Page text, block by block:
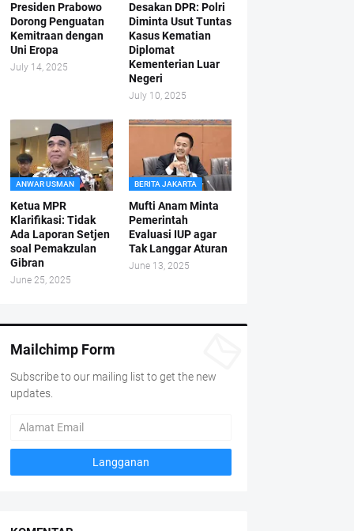
Presiden Prabowo
Dorong Penguatan
Kemitraan dengan
Uni Eropa
July 14, 2025
Desakan DPR: Polri
Diminta Usut Tuntas
Kasus Kematian
Diplomat
Kementerian Luar
Negeri
July 10, 2025
ANWAR USMAN
Ketua MPR
Klarifikasi: Tidak
Ada Laporan Setjen
soal Pemakzulan
Gibran
June 25, 2025
BERITA JAKARTA
Mufti Anam Minta
Pemerintah
Evaluasi IUP agar
Tak Langgar Aturan
June 13, 2025
Mailchimp Form
Subscribe to our mailing list to get the new
updates.